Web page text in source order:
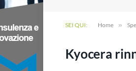
SEI QUI: Home »
Kyocera